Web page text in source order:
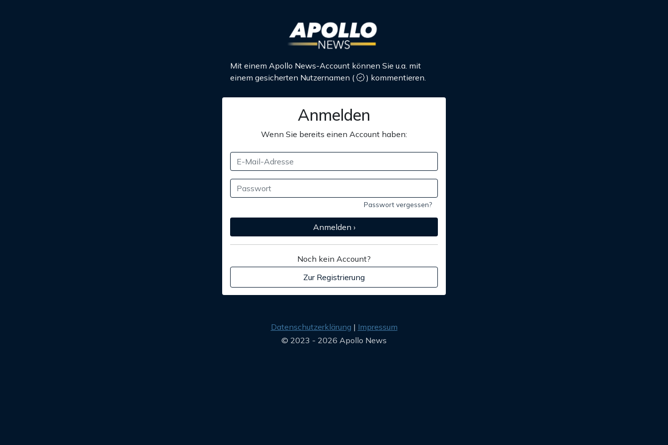
Mit einem Apollo News-Account können Sie u.a. mit
einem gesicherten Nutzernamen ( ) kommentieren.
Anmelden
Wenn Sie bereits einen Account haben:
Passwort vergessen?
Anmelden ›
Noch kein Account?
Zur Registrierung
Datenschutzerklärung
Impressum
© 2023 - 2026 Apollo News